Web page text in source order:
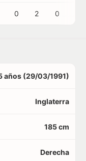
0 2 0
años (29/03/1991)
Inglaterra
185 cm
Derecha